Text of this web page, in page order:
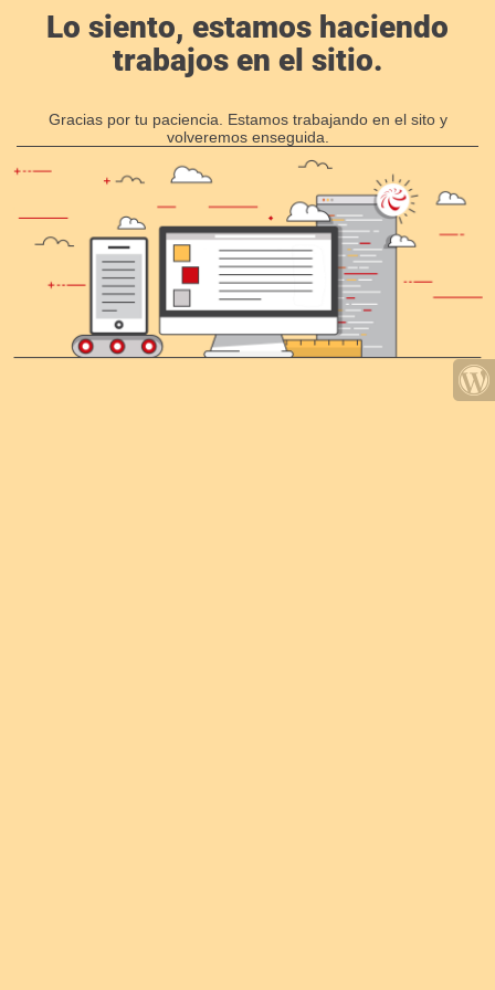
Lo siento, estamos haciendo
trabajos en el sitio.
Gracias por tu paciencia. Estamos trabajando en el sito y
volveremos enseguida.